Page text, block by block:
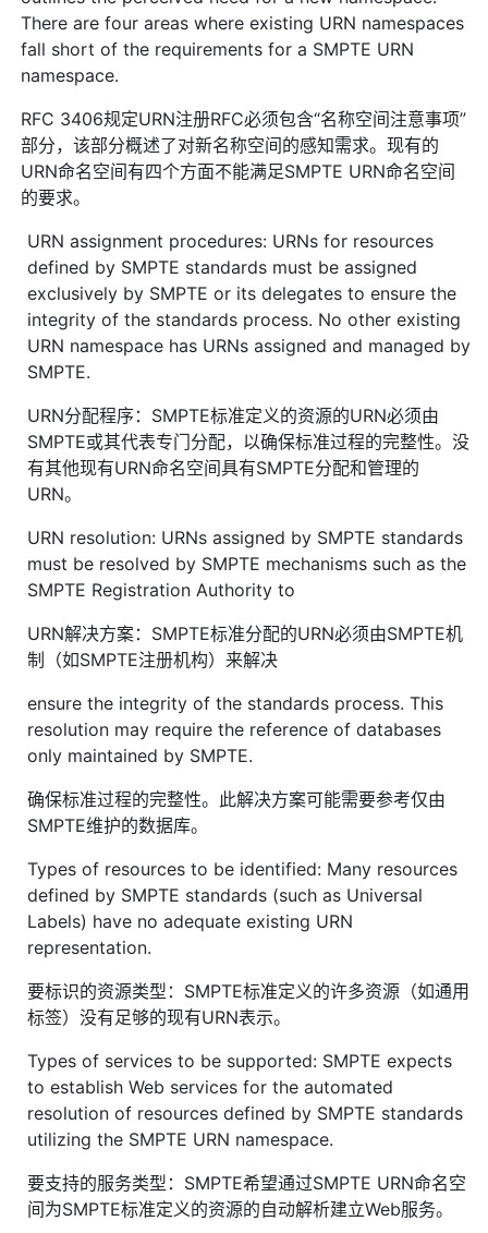
There are four areas where existing URN namespaces
fall short of the requirements for a SMPTE URN
namespace.
RFC 3406规定URN注册RFC必须包含“名称空间注意事项”
部分，该部分概述了对新名称空间的感知需求。现有的
URN命名空间有四个方面不能满足SMPTE URN命名空间
的要求。
URN assignment procedures: URNs for resources
defined by SMPTE standards must be assigned
exclusively by SMPTE or its delegates to ensure the
integrity of the standards process. No other existing
URN namespace has URNs assigned and managed by
SMPTE.
URN分配程序：SMPTE标准定义的资源的URN必须由
SMPTE或其代表专门分配，以确保标准过程的完整性。没
有其他现有URN命名空间具有SMPTE分配和管理的
URN。
URN resolution: URNs assigned by SMPTE standards
must be resolved by SMPTE mechanisms such as the
SMPTE Registration Authority to
URN解决方案：SMPTE标准分配的URN必须由SMPTE机
制（如SMPTE注册机构）来解决
ensure the integrity of the standards process. This
resolution may require the reference of databases
only maintained by SMPTE.
确保标准过程的完整性。此解决方案可能需要参考仅由
SMPTE维护的数据库。
Types of resources to be identified: Many resources
defined by SMPTE standards (such as Universal
Labels) have no adequate existing URN
representation.
要标识的资源类型：SMPTE标准定义的许多资源（如通用
标签）没有足够的现有URN表示。
Types of services to be supported: SMPTE expects
to establish Web services for the automated
resolution of resources defined by SMPTE standards
utilizing the SMPTE URN namespace.
要支持的服务类型：SMPTE希望通过SMPTE URN命名空
间为SMPTE标准定义的资源的自动解析建立Web服务。